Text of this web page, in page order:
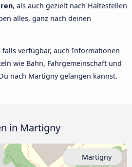
, als auch gezielt nach Haltestellen
alles, ganz nach deinen
falls verfügbar, auch Informationen
wie Bahn, Fahrgemeinschaft und
nach Martigny gelangen kannst.
in Martigny
Martigny